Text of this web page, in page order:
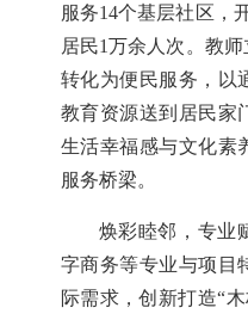
服务14个基层社区，
居民1万余人次。教
转化为便民服务，以
教育资源送到居民家
生活幸福感与文化素
服务桥梁。
焕彩睦邻，专业
字商务等专业与项目
际需求，创新打造“